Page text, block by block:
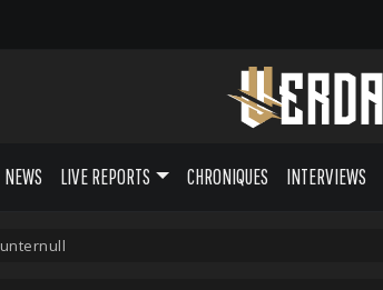
NEWS LIVE REPORTS CHRONIQUES INTERVIEWS
unternull